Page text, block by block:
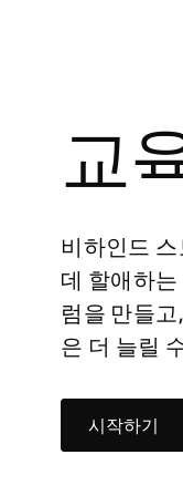
데모
교
비하인드
데 할애하
럼을 만들
은 더 늘릴
시작하기